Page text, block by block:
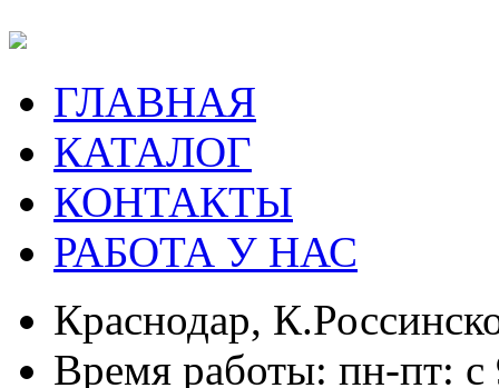
ГЛАВНАЯ
КАТАЛОГ
КОНТАКТЫ
РАБОТА У НАС
Краснодар,
Время работы: пн-пт: